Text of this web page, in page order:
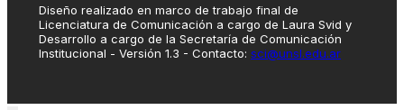
Diseño realizado en marco de trabajo final de
Licenciatura de Comunicación a cargo de Laura Svid y
Desarrollo a cargo de la Secretaría de Comunicación
Institucional - Versión 1.3 - Contacto: sci@unsl.edu.ar